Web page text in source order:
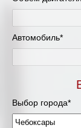
Автомобиль*
Выбор города*